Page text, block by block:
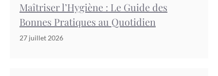
Maîtriser l’Hygiène : Le Guide des
Bonnes Pratiques au Quotidien
27 juillet 2026